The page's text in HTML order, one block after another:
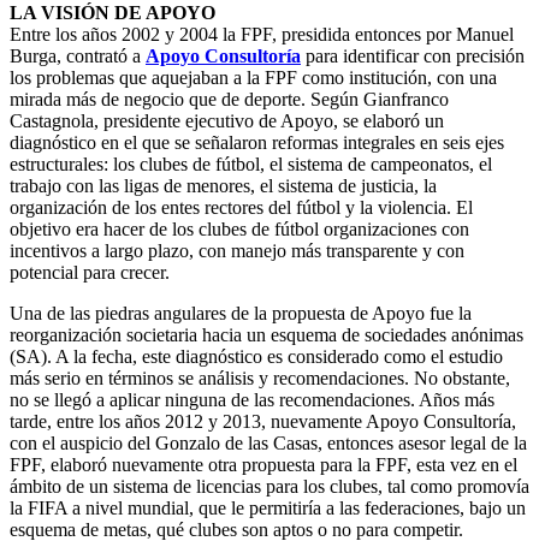
LA VISIÓN DE APOYO
Entre los años 2002 y 2004 la FPF, presidida entonces por Manuel
Burga, contrató a Apoyo Consultoría para identificar con precisión
los problemas que aquejaban a la FPF como institución, con una
mirada más de negocio que de deporte. Según Gianfranco
Castagnola, presidente ejecutivo de Apoyo, se elaboró un
diagnóstico en el que se señalaron reformas integrales en seis ejes
estructurales: los clubes de fútbol, el sistema de campeonatos, el
trabajo con las ligas de menores, el sistema de justicia, la
organización de los entes rectores del fútbol y la violencia. El
objetivo era hacer de los clubes de fútbol organizaciones con
incentivos a largo plazo, con manejo más transparente y con
potencial para crecer.
Una de las piedras angulares de la propuesta de Apoyo fue la
reorganización societaria hacia un esquema de sociedades anónimas
(SA). A la fecha, este diagnóstico es considerado como el estudio
más serio en términos se análisis y recomendaciones. No obstante,
no se llegó a aplicar ninguna de las recomendaciones. Años más
tarde, entre los años 2012 y 2013, nuevamente Apoyo Consultoría,
con el auspicio del Gonzalo de las Casas, entonces asesor legal de la
FPF, elaboró nuevamente otra propuesta para la FPF, esta vez en el
ámbito de un sistema de licencias para los clubes, tal como promovía
la FIFA a nivel mundial, que le permitiría a las federaciones, bajo un
esquema de metas, qué clubes son aptos o no para competir.